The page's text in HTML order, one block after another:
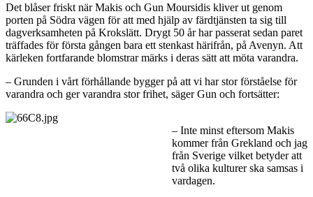
Det blåser friskt när Makis och Gun Moursidis kliver ut genom
porten på Södra vägen för att med hjälp av färdtjänsten ta sig till
dagverksamheten på Krokslätt. Drygt 50 år har passerat sedan paret
träffades för första gången bara ett stenkast härifrån, på Avenyn. Att
kärleken fortfarande blomstrar märks i deras sätt att möta varandra.
– Grunden i vårt förhållande bygger på att vi har stor förståelse för
varandra och ger varandra stor frihet, säger Gun och fortsätter:
– Inte minst eftersom Makis
kommer från Grekland och jag
från Sverige vilket betyder att
två olika kulturer ska samsas i
vardagen.